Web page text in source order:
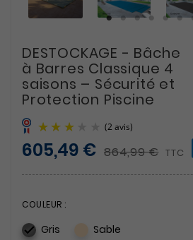
DESTOCKAGE - Bâche
à Barres Classique 4
saisons – Sécurité et
Protection Piscine
605,49 € 864,99 € TTC
COULEUR :
 Gris Sable